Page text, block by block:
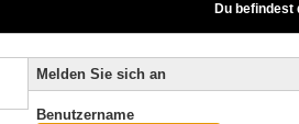
Du befindest
Melden Sie sich an
Benutzername